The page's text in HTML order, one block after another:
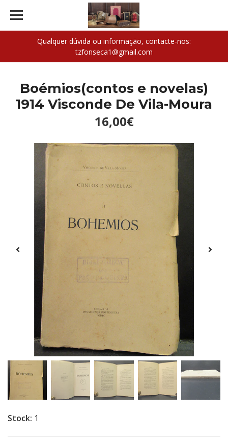
Qualquer dúvida ou informação, contacte-nos:
tzfonseca1@gmail.com
Boémios(contos e novelas)
1914 Visconde De Vila-Moura
16,00€
Stock: 1